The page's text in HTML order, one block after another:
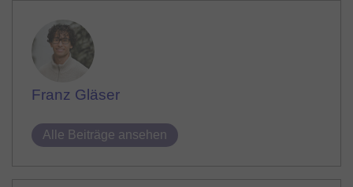
Franz Gläser
Alle Beiträge ansehen